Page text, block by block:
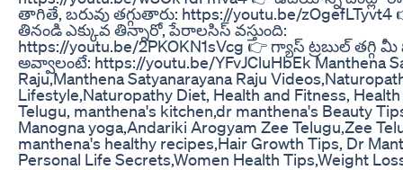
తాగితే, బరువు తగ్గుతారు: https://youtu.be/zOgefLTyvt4
తినండి ఎక్కువ తిన్నారో, పేరాలసిస్ వస్తుంది:
https://youtu.be/2PKOKN1sVcg 👉 గ్యాస్ ట్రబుల్ తగ్గి మీ
అవ్వాలంటే: https://youtu.be/YFvJCluHbEk Manthena
Raju,Manthena Satyanarayana Raju
Lifestyle,Naturopathy Diet, Health and Fitness,
Telugu, manthena's kitchen,dr manthena's Beauty
Manogna yoga,Andariki Arogyam Zee Telugu,Zee
manthena's healthy recipes,Hair Growth Tips, Dr
Personal Life Secrets,Women Health Tips,Weight